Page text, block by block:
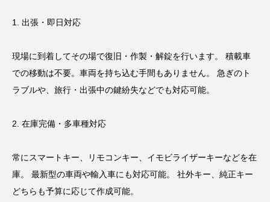
1. 出張・即日対応
現場に到着してその場で復旧・作製・解錠を行います。 積載車
での移動は不要。車両を持ち込む手間もありません。 急ぎのト
ラブルや、旅行・出張中の鍵紛失などでも対応可能。
2. 在庫完備・多車種対応
常にスマートキー、リモコンキー、イモビライザーキーなどを在
庫。 最新型の車両や輸入車にも対応可能。 社外キー、純正キー
どちらも予算に応じて作成可能。